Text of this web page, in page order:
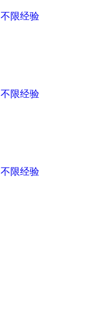
不限经验
不限经验
不限经验